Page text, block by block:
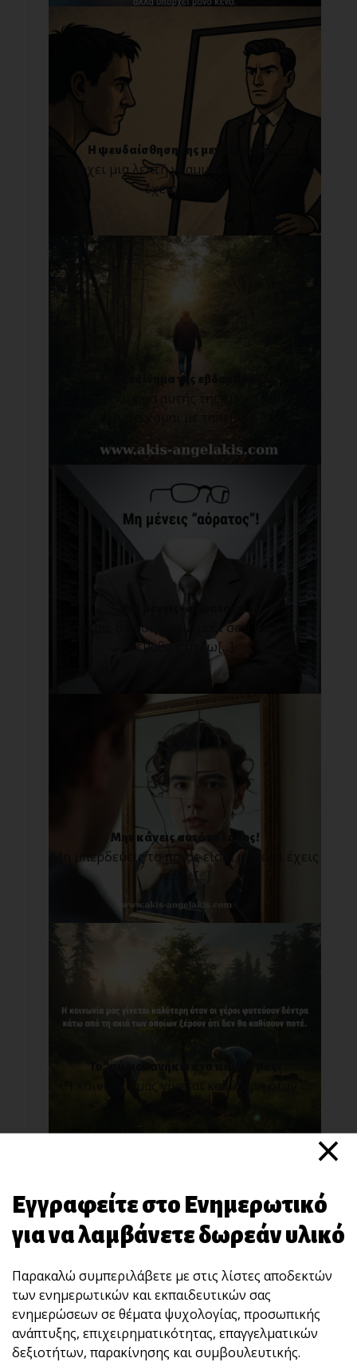
Η ψευδαίσθηση της μεγαλομανίας
Υπάρχει μια λεπτή γραμμή ανάμεσα στο να
έχεις αυτο[...]
Στο ξεκίνημα της εβδομάδας...
Στο ξεκίνημα αυτής της εβδομάδας,
Μη μένεις «αόρατος»!
Σήμερα, θα μοιραστώ μαζί σου κάτι που
έμαθα στη ζω[...]
Μην κάνεις αυτό το λάθος!
Μη μπερδεύεις το ποιος είσαι με το τι έχεις
κάνει.[...]
Το "αύριο" ανήκει στα παιδιά μας!
«Η κοινωνία μας γίνεται καλύτερη όταν οι
γέροι φυτ[...]
“STOP” : Μια άσκηση 10 δευτερολέπτων που
χτίζει αυτοκυριαρχία και ωριμότητα ηγεσίας.
Πολλές φορές, αυτό που καταστρέφει μια
σχέση, μια [...]
×
Εγγραφείτε στο Ενημερωτικό
για να λαμβάνετε δωρεάν υλικό
Παρακαλώ συμπεριλάβετε με στις λίστες αποδεκτών
των ενημερωτικών και εκπαιδευτικών σας
ενημερώσεων σε θέματα ψυχολογίας, προσωπικής
ανάπτυξης, επιχειρηματικότητας, επαγγελματικών
δεξιοτήτων, παρακίνησης και συμβουλευτικής.